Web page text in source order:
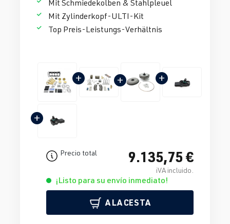
Mit Schmiedekolben & Stahlpleuel
Mit Zylinderkopf-ULTI-Kit
Top Preis-Leistungs-Verhältnis
+ + +
+
Precio total 9.135,75 €
iVA incluido.
¡Listo para su envío inmediato!
A LA CESTA